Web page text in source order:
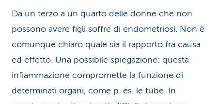
Da un terzo a un quarto delle donne che non
possono avere figli soffre di endometriosi. Non è
comunque chiaro quale sia il rapporto fra causa
ed effetto. Una possibile spiegazione: questa
infiammazione compromette la funzione di
determinati organi, come p. es. le tube. In